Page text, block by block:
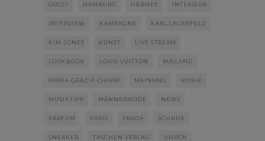
GUCCI HAMBURG HERMÈS INTERIEUR
INTERVIEW KAMPAGNE KARL LAGERFELD
KIM JONES KUNST LIVE STREAM
LOOKBOOK LOUIS VUITTON MAILAND
MARIA GRAZIA CHIURI MEINUNG MUSIK
MUSIKTIPP MÄNNERMODE NEWS
PARFUM PARIS PRADA SCHUHE
SNEAKER TASCHEN VERLAG UHREN